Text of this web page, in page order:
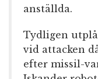
anställda.
Tydligen
vid attacken
efter missil-